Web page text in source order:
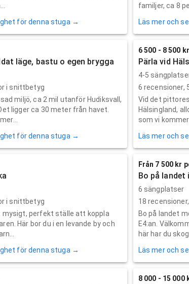
för denna stuga →
familjer, ca 8
Läs mer och
läge, bastu o egen brygga
i snittbetyg
miljö, ca 2 mil utanför Hudiksvall,
ligger ca 30 meter från havet.
för denna stuga →
6 500 - 8 500
Pärla vid
4-5
6 recensioner,
Vid det
Hälsingland,
som vi
Läs mer och
i snittbetyg
mysigt, perfekt ställe att koppla
Här bor du i en levande by och
för denna stuga →
Från 7 500 kr
Bo på landet
6 sängplatser
18 recensioner,
Bo på landet
E4:an.
här har du
Läs mer och
8 000 - 15 000